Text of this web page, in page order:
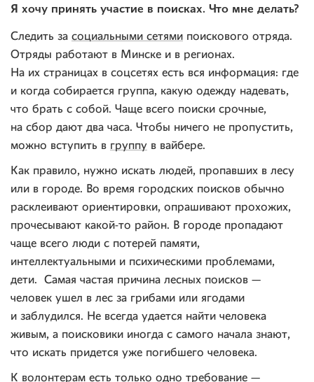
Я хочу принять участие в поисках. Что мне делать?
Следить за социальными сетями поискового отряда.
Отряды работают в Минске и в регионах.
На их страницах в соцсетях есть вся информация: где
и когда собирается группа, какую одежду надевать,
что брать с собой. Чаще всего поиски срочные,
на сбор дают два часа. Чтобы ничего не пропустить,
можно вступить в группу в вайбере.
Как правило, нужно искать людей, пропавших в лесу
или в городе. Во время городских поисков обычно
расклеивают ориентировки, опрашивают прохожих,
прочесывают какой-то район. В городе пропадают
чаще всего люди с потерей памяти,
интеллектуальными и психическими проблемами,
дети. Самая частая причина лесных поисков —
человек ушел в лес за грибами или ягодами
и заблудился. Не всегда удается найти человека
живым, а поисковики иногда с самого начала знают,
что искать придется уже погибшего человека.
К волонтерам есть только одно требование —